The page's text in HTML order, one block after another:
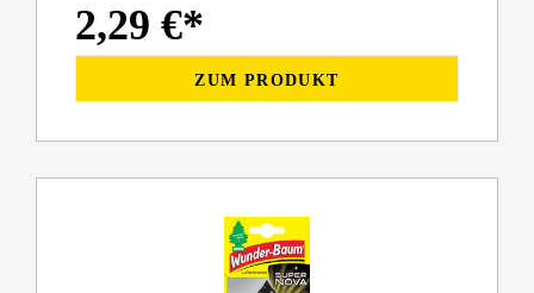
2,29 €*
ZUM PRODUKT